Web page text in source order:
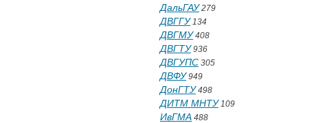
ДальГАУ279
ДВГГУ134
ДВГМУ408
ДВГТУ936
ДВГУПС 305
ДВФУ949
ДонГТУ498
ДИТМ МНТУ109
ИвГМА 488